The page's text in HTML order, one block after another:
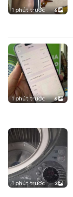
1 phút trước 6
1 phút trước 6
1 phút trước 3